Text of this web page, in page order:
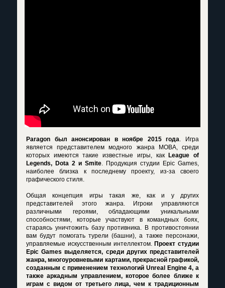
Paragon был анонсирован в ноябре 2015 года. Игра
является представителем модного жанра MOBA, среди
которых имеются такие известные игры, как
League of
Legends, Dota 2 и Smite. Продукция студии Epic Games,
наиболее близка к последнему проекту, из-за своего
графического стиля.
Общая концепция игры такая же, как и у других
представителей этого жанра. Игроки управляются
различными героями, обладающими уникальными
способностями, которые участвуют в командных боях,
стараясь уничтожить базу противника. В противостоянии
вам будут помогать турели (башни), а также персонажи,
управляемые искусственным интеллектом. Проект студии
Epic Games выделяется, среди других представителей
жанра, многоуровневыми картами, прекрасной графикой,
созданным с применением технологий Unreal Engine 4, а
также аркадным управлением, которое более ближе к
играм с видом от третьего лица, чем к традиционным